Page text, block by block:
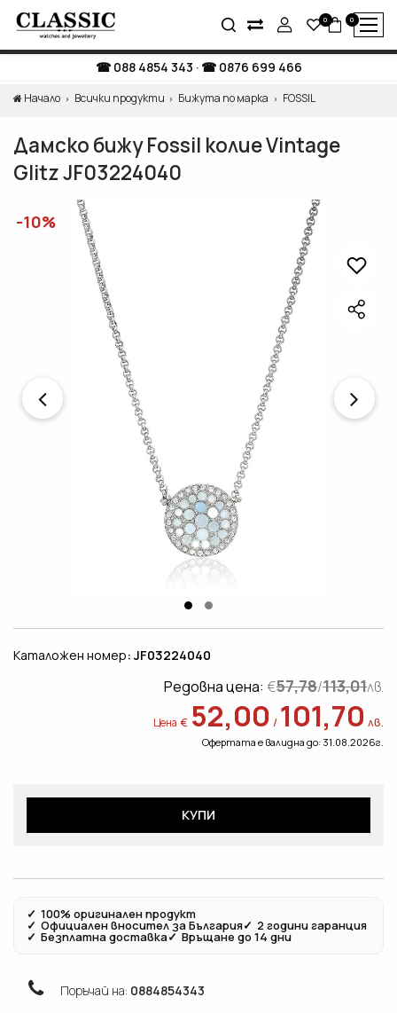
0 0
088 4854 343 · 0876 699 466
Начало Всички продукти Бижута по марка FOSSIL
Дамско бижу Fossil колие Vintage
Glitz JF03224040
-10%
Каталожен номер: JF03224040
Редовна цена: €57,78/113,01лв.
Цена € 52,00 / 101,70 лв.
Офертата е валидна до: 31.08.2026г.
КУПИ
✓ 100% оригинален продукт
✓ Официален вносител за България✓ 2 години гаранция
✓ Безплатна доставка✓ Връщане до 14 дни
Поръчай на: 0884854343